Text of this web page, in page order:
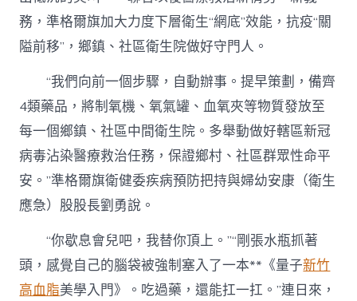
務，準格爾旗加大力度下層衛生“網底”效能，抗疫“關
隘前移”，鄉鎮、社區衛生院做好守門人。
“我們向前一個步驟，自動辦事。提早策劃，備齊
4類藥品，將制氧機、氧氣罐、血氧夾等物質發放至
每一個鄉鎮、社區中間衛生院。多舉動做好轄區新冠
病毒沾染醫療救治任務，保證鄉村、社區群眾性命平
安。”準格爾旗衛健委疾病預防把持與婦幼安康（衛生
應急）股股長劉勇說。
“你歇息會兒吧，我替你頂上。”“剛張水瓶抓著
頭，感覺自己的腦袋被強制塞入了一本**《量子新竹
高血脂美學入門》。吃過藥，還能扛一扛。”連日來，